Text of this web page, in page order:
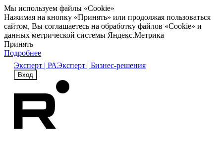
Мы используем файлы «Cookie»
Нажимая на кнопку «Принять» или продолжая пользоваться
сайтом, Вы соглашаетесь на обработку файлов «Cookie» и
данных метрической системы Яндекс.Метрика
Принять
Подробнее
Эксперт | РАЭксперт | Бизнес-решения
Вход